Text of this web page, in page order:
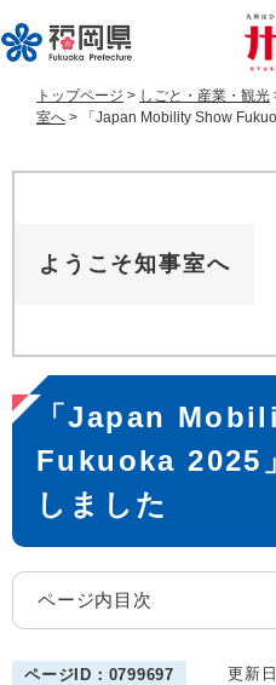
ー
ジ
ニ
ュ
トップページ > しごと・産業・観光
室へ > 「Japan Mobility Show
ようこそ知事室へ
本
文
「Japan
Fukuoka 2025
しました
ページ内目次
ページID：0799697 更新